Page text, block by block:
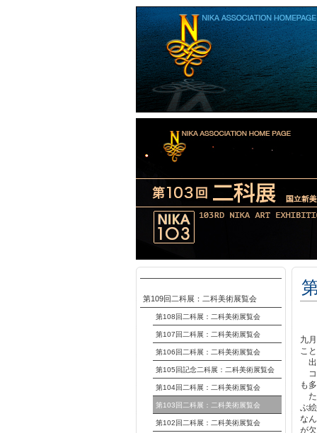
九
こ
出
コ
も
た
ぶ
な
が
第109回二科展：二科美術展覧会
第108回二科展：二科美術展覧会
第107回二科展：二科美術展覧会
第106回二科展：二科美術展覧会
第105回記念二科展：二科美術展覧会
第104回二科展：二科美術展覧会
第103回二科展：二科美術展覧会
第102回二科展：二科美術展覧会